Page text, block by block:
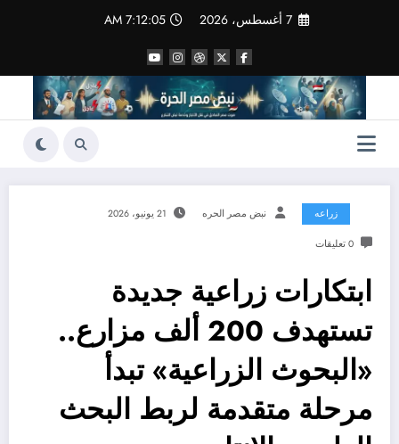
7 أغسطس، 2026 7:12:06 AM
زراعه نبض مصر الحره 21 يونيو، 2026
0 تعليقات
ابتكارات زراعية جديدة
تستهدف 200 ألف مزارع..
«البحوث الزراعية» تبدأ
مرحلة متقدمة لربط البحث